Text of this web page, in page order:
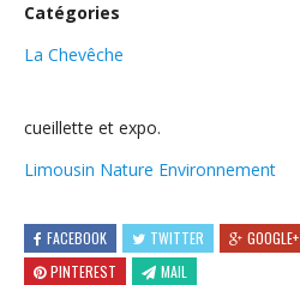
Catégories
La Chevêche
cueillette et expo.
Limousin Nature Environnement
FACEBOOK TWITTER GOOGLE+
PINTEREST
MAIL